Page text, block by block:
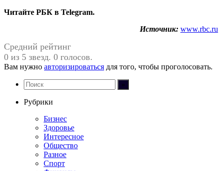
Читайте РБК в Telegram.
Источник: www.rbc.ru
Средний рейтинг
0 из 5 звезд. 0 голосов.
Вам нужно авторизироваться для того, чтобы проголосовать.
Рубрики
Бизнес
Здоровье
Интересное
Общество
Разное
Спорт